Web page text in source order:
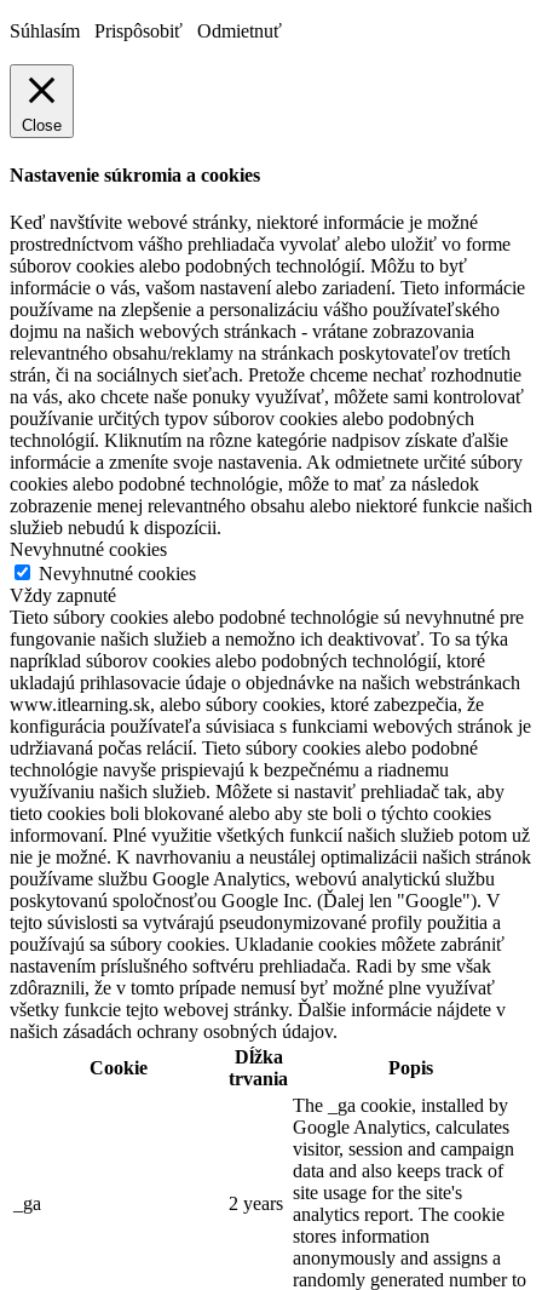
Súhlasím Prispôsobiť Odmietnuť
Close
Nastavenie súkromia a cookies
Keď navštívite webové stránky, niektoré informácie je možné
prostredníctvom vášho prehliadača vyvolať alebo uložiť vo forme
súborov cookies alebo podobných technológií. Môžu to byť
informácie o vás, vašom nastavení alebo zariadení. Tieto informácie
používame na zlepšenie a personalizáciu vášho používateľského
dojmu na našich webových stránkach - vrátane zobrazovania
relevantného obsahu/reklamy na stránkach poskytovateľov tretích
strán, či na sociálnych sieťach. Pretože chceme nechať rozhodnutie
na vás, ako chcete naše ponuky využívať, môžete sami kontrolovať
používanie určitých typov súborov cookies alebo podobných
technológií. Kliknutím na rôzne kategórie nadpisov získate ďalšie
informácie a zmeníte svoje nastavenia. Ak odmietnete určité súbory
cookies alebo podobné technológie, môže to mať za následok
zobrazenie menej relevantného obsahu alebo niektoré funkcie našich
služieb nebudú k dispozícii.
Nevyhnutné cookies
Nevyhnutné cookies
Vždy zapnuté
Tieto súbory cookies alebo podobné technológie sú nevyhnutné pre
fungovanie našich služieb a nemožno ich deaktivovať. To sa týka
napríklad súborov cookies alebo podobných technológií, ktoré
ukladajú prihlasovacie údaje o objednávke na našich webstránkach
www.itlearning.sk, alebo súbory cookies, ktoré zabezpečia, že
konfigurácia používateľa súvisiaca s funkciami webových stránok je
udržiavaná počas relácií. Tieto súbory cookies alebo podobné
technológie navyše prispievajú k bezpečnému a riadnemu
využívaniu našich služieb. Môžete si nastaviť prehliadač tak, aby
tieto cookies boli blokované alebo aby ste boli o týchto cookies
informovaní. Plné využitie všetkých funkcií našich služieb potom už
nie je možné. K navrhovaniu a neustálej optimalizácii našich stránok
používame službu Google Analytics, webovú analytickú službu
poskytovanú spoločnosťou Google Inc. (Ďalej len "Google"). V
tejto súvislosti sa vytvárajú pseudonymizované profily použitia a
používajú sa súbory cookies. Ukladanie cookies môžete zabrániť
nastavením príslušného softvéru prehliadača. Radi by sme však
zdôraznili, že v tomto prípade nemusí byť možné plne využívať
všetky funkcie tejto webovej stránky. Ďalšie informácie nájdete v
našich zásadách ochrany osobných údajov.
Cookie
Dĺžka
trvania
Popis
_ga 2 years
The _ga cookie, installed by
Google Analytics, calculates
visitor, session and campaign
data and also keeps track of
site usage for the site's
analytics report. The cookie
stores information
anonymously and assigns a
randomly generated number to